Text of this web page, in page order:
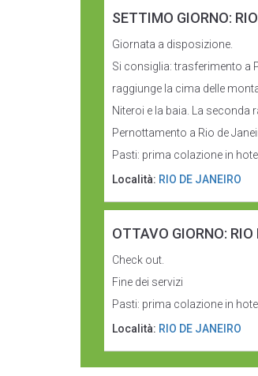
SETTIMO GIORNO:
Giornata a disposizione.
Si consiglia: trasferimento a
raggiunge la cima delle
Niteroi e la baia. La seconda
Pernottamento a Rio de
Pasti: prima colazione in
Località: RIO DE JANEIRO
OTTAVO GIORNO: RIO
Check out.
Fine dei servizi
Pasti: prima colazione in hotel
Località: RIO DE JANEIRO